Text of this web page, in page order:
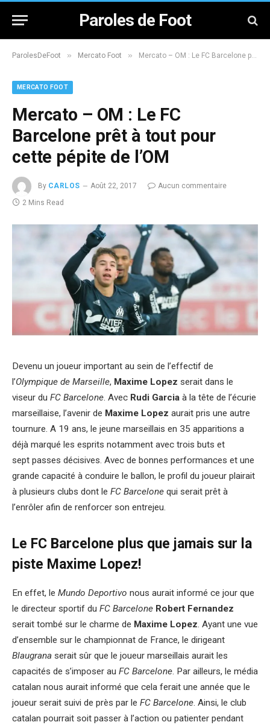
Paroles de Foot
ParolesDeFoot » Mercato Foot » Mercato – OM : Le FC Barcelone prêt à tout pour cette pépite de l’OM
MERCATO FOOT
Mercato – OM : Le FC
Barcelone prêt à tout pour
cette pépite de l’OM
By CARLOS Août 22, 2017
Aucun commentaire
2 Mins Read
Devenu un joueur important au sein de l’effectif de
l’Olympique de Marseille, Maxime Lopez serait dans le
viseur du FC Barcelone. Avec Rudi Garcia à la tête de l’écurie
marseillaise, l’avenir de Maxime Lopez aurait pris une autre
tournure. A 19 ans, le jeune marseillais en 35 apparitions a
déjà marqué les esprits notamment avec trois buts et
sept passes décisives. Avec de bonnes performances et une
grande capacité à conduire le ballon, le profil du joueur plairait
à plusieurs clubs dont le FC Barcelone qui serait prêt à
l’enrôler afin de renforcer son entrejeu.
Le FC Barcelone plus que jamais sur la
piste Maxime Lopez!
En effet, le Mundo Deportivo nous aurait informé ce jour que
le directeur sportif du FC Barcelone Robert Fernandez
serait tombé sur le charme de Maxime Lopez. Ayant une vue
d’ensemble sur le championnat de France, le dirigeant
Blaugrana serait sûr que le joueur marseillais aurait les
capacités de s’imposer au FC Barcelone. Par ailleurs, le média
catalan nous aurait informé que cela ferait une année que le
joueur serait suivi de près par le FC Barcelone. Ainsi, le club
catalan pourrait soit passer à l’action ou patienter pendant